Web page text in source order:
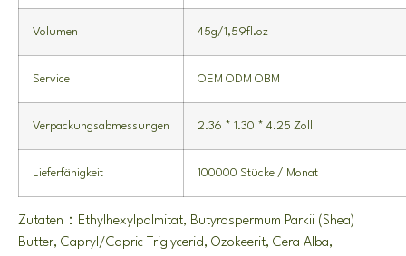
Volumen 45g/1,59fl.oz
Service OEM ODM OBM
Verpackungsabmessungen 2.36 * 1.30 * 4.25 Zoll
Lieferfähigkeit 100000 Stücke / Monat
Zutaten：Ethylhexylpalmitat, Butyrospermum Parkii (Shea)
Butter, Capryl/Capric Triglycerid, Ozokeerit, Cera Alba,